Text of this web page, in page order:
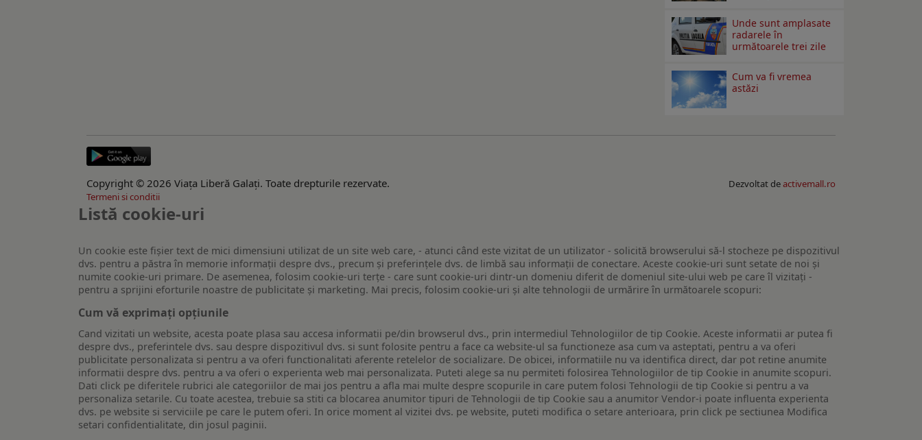
Unde sunt amplasate
radarele în
următoarele trei zile
Cum va fi vremea
astăzi
Copyright © 2026 Viaţa Liberă Galaţi. Toate drepturile rezervate. Dezvoltat deactivemall.ro
Termeni si conditii
Listă cookie-uri
Un cookie este fişier text de mici dimensiuni utilizat de un site web care, - atunci când este vizitat de un utilizator - solicită browserului să-l stocheze pe dispozitivul
dvs. pentru a păstra în memorie informații despre dvs., precum și preferințele dvs. de limbă sau informații de conectare. Aceste cookie-uri sunt setate de noi și
numite cookie-uri primare. De asemenea, folosim cookie-uri terțe - care sunt cookie-uri dintr-un domeniu diferit de domeniul site-ului web pe care îl vizitați -
pentru a sprijini eforturile noastre de publicitate și marketing. Mai precis, folosim cookie-uri și alte tehnologii de urmărire în următoarele scopuri:
Cum vă exprimați opțiunile
Cand vizitati un website, acesta poate plasa sau accesa informatii pe/din browserul dvs., prin intermediul Tehnologiilor de tip Cookie. Aceste informatii ar putea fi
despre dvs., preferintele dvs. sau despre dispozitivul dvs. si sunt folosite pentru a face ca website-ul sa functioneze asa cum va asteptati, pentru a va oferi
publicitate personalizata si pentru a va oferi functionalitati aferente retelelor de socializare. De obicei, informatiile nu va identifica direct, dar pot retine anumite
informatii despre dvs. pentru a va oferi o experienta web mai personalizata. Puteti alege sa nu permiteti folosirea Tehnologiilor de tip Cookie in anumite scopuri.
Dati click pe diferitele rubrici ale categoriilor de mai jos pentru a afla mai multe despre scopurile in care putem folosi Tehnologii de tip Cookie si pentru a va
personaliza setarile. Cu toate acestea, trebuie sa stiti ca blocarea anumitor tipuri de Tehnologii de tip Cookie sau a anumitor Vendor-i poate influenta experienta
dvs. pe website si serviciile pe care le putem oferi. In orice moment al vizitei dvs. pe website, puteti modifica o setare anterioara, prin click pe sectiunea Modifica
setari confidentialitate, din josul paginii.